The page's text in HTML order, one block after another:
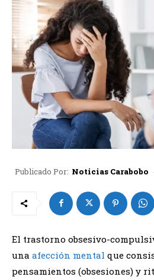
Publicado Por: Noticias Carabobo
El trastorno obsesivo-
una afección mental que
pensamientos (obsesiones) y